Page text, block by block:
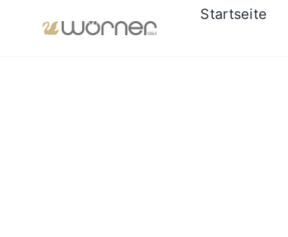
Startseite